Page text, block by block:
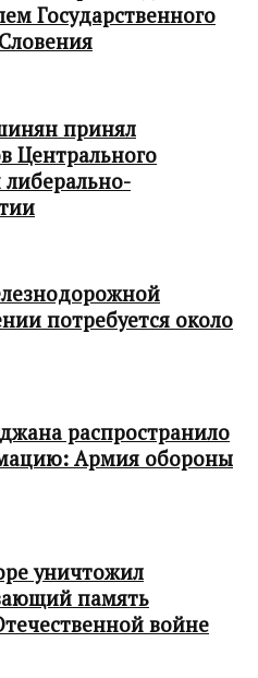
Государственного
принял
Центрального
потребуется около
распространило
Армия обороны
уничтожил
память
войне